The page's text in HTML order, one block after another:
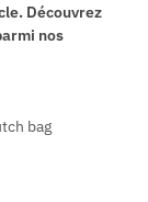
Découvrez
nos
bag